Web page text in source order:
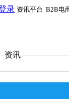
录 资讯平台 B2B电
讯